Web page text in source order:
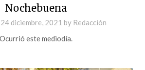
Nochebuena
24 diciembre, 2021 by Redacción
Ocurrió este mediodía.